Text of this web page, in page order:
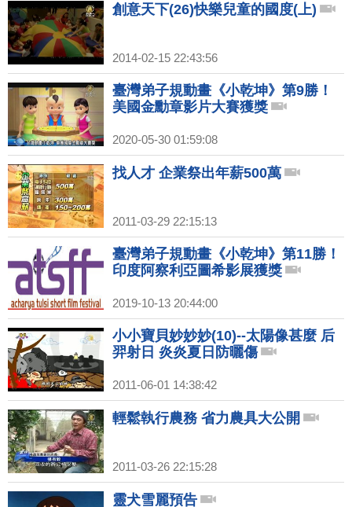
創意天下(26)快樂兒童的國度(上)
2014-02-15 22:43:56
臺灣弟子規動畫《小乾坤》第9勝！
美國金勳章影片大賽獲獎
2020-05-30 01:59:08
找人才 企業祭出年薪500萬
2011-03-29 22:15:13
臺灣弟子規動畫《小乾坤》第11勝！
印度阿察利亞圖希影展獲獎
2019-10-13 20:44:00
小小寶貝妙妙妙(10)--太陽像甚麼 后
羿射日 炎炎夏日防曬傷
2011-06-01 14:38:42
輕鬆執行農務 省力農具大公開
2011-03-26 22:15:28
靈犬雪麗預告